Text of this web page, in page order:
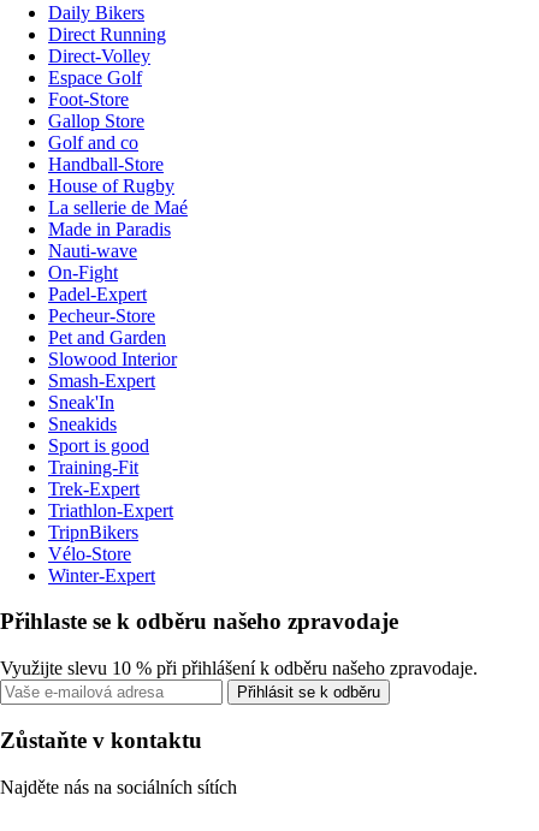
Daily Bikers
Direct Running
Direct-Volley
Espace Golf
Foot-Store
Gallop Store
Golf and co
Handball-Store
House of Rugby
La sellerie de Maé
Made in Paradis
Nauti-wave
On-Fight
Padel-Expert
Pecheur-Store
Pet and Garden
Slowood Interior
Smash-Expert
Sneak'In
Sneakids
Sport is good
Training-Fit
Trek-Expert
Triathlon-Expert
TripnBikers
Vélo-Store
Winter-Expert
Přihlaste se k odběru našeho zpravodaje
Využijte slevu 10 % při přihlášení k odběru našeho zpravodaje.
Přihlásit se k odběru
Zůstaňte v kontaktu
Najděte nás na sociálních sítích